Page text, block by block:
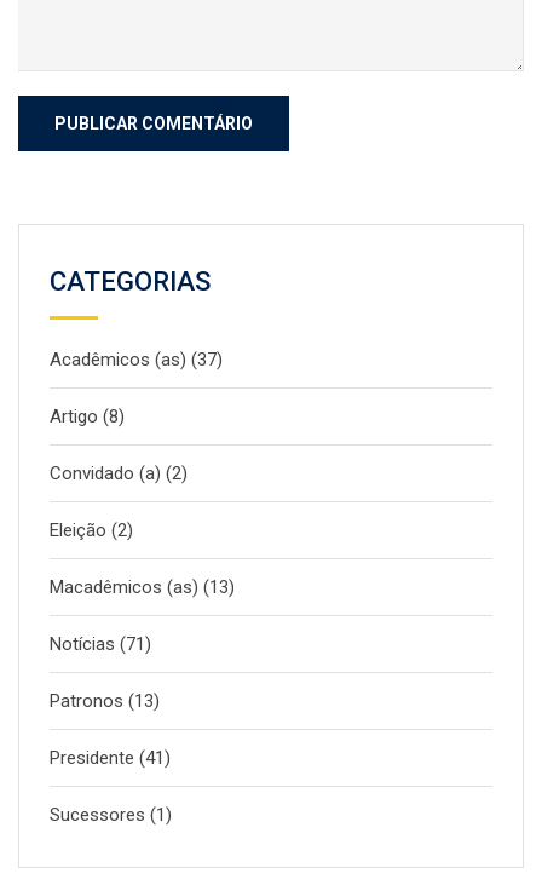
CATEGORIAS
Acadêmicos (as) (37)
Artigo (8)
Convidado (a) (2)
Eleição (2)
Macadêmicos (as) (13)
Notícias (71)
Patronos (13)
Presidente (41)
Sucessores (1)